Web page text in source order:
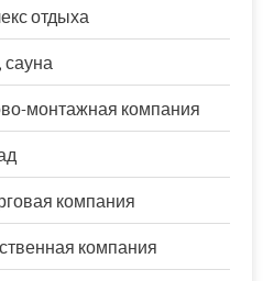
отдыха
монтажная компания
компания
компания